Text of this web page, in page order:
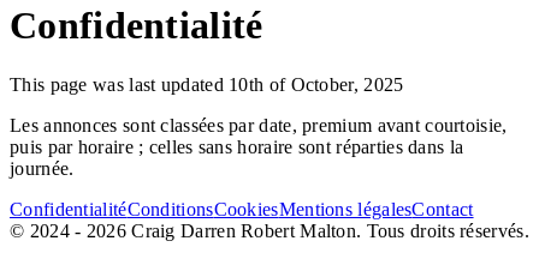
Confidentialité
This page was last updated 10th of October, 2025
Les annonces sont classées par date, premium avant courtoisie,
puis par horaire ; celles sans horaire sont réparties dans la
journée.
ConfidentialitéConditionsCookiesMentions légalesContact
© 2024 - 2026 Craig Darren Robert Malton. Tous droits réservés.